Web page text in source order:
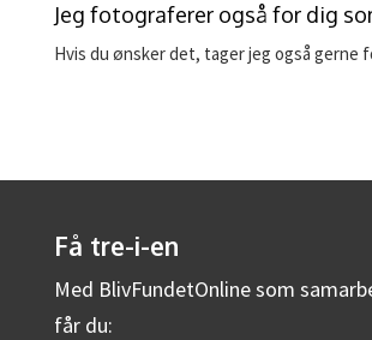
Jeg fotograferer også for dig
Hvis du ønsker det, tager jeg også gerne
Få tre-i-en
Med BlivFundetOnline som
får du: